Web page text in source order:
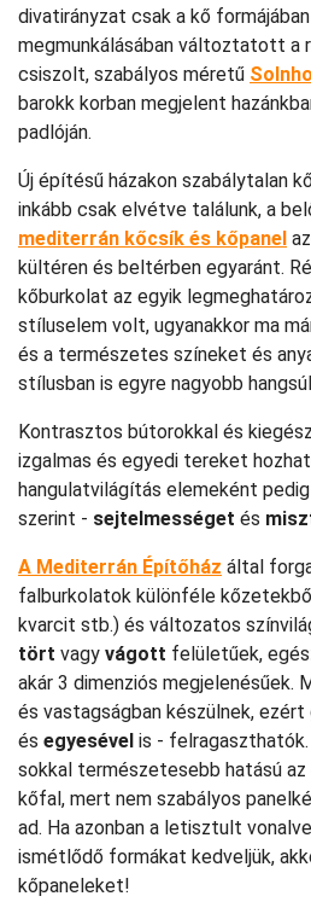
divatirányzat csak a kő
megmunkálásában változtatott a
csiszolt, szabályos méretű
barokk korban megjelent
padlóján.
Új építésű házakon szabálytalan
inkább csak elvétve találunk, a
mediterrán kőcsík és kőpanel
kültéren és beltérben egyaránt.
kőburkolat az egyik
stíluselem volt, ugyanakkor ma
és a természetes színeket és
stílusban is egyre nagyobb
Kontrasztos bútorokkal és
izgalmas és egyedi tereket
hangulatvilágítás elemeként
szerint - sejtelmességet és
A Mediterrán Építőház által
falburkolatok különféle
kvarcit stb.) és változatos
tört vagy vágott felületűek,
akár 3 dimenziós
és vastagságban készülnek,
és egyesével is -
sokkal természetesebb hatású
kőfal, mert nem szabályos
ad. Ha azonban a letisztult
ismétlődő formákat kedveljük,
kőpaneleket!